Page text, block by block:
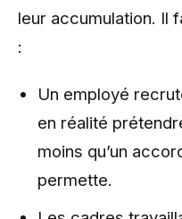
leur accumulation. Il
:
Un employé
en réalité
moins qu’un
permette.